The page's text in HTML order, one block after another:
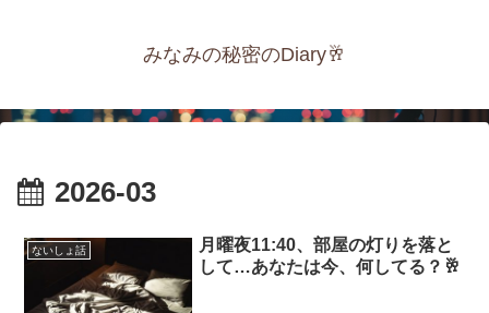
みなみの秘密のDiary🥂
2026-03
ないしょ話
月曜夜11:40、部屋の灯りを落と
して…あなたは今、何してる？🥂